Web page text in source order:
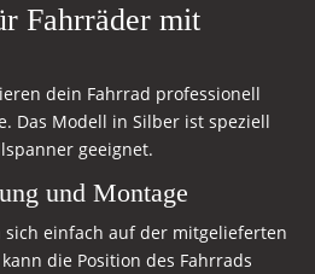
Fahrräder mit
dein Fahrrad professionell
Das Modell in Silber ist speziell
geeignet.
und Montage
sich einfach auf der mitgelieferten
die Position des Fahrrads